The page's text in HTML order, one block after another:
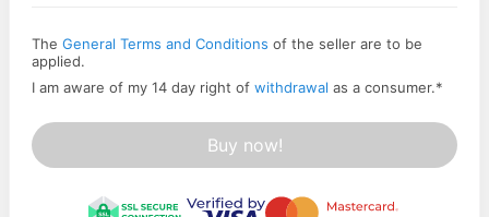
The General Terms and Conditions of the seller are to be
applied.
I am aware of my 14 day right of withdrawal as a consumer.*
Buy now!